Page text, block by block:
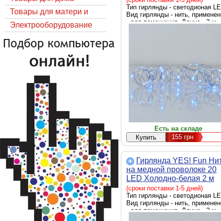
Товары для матери и
ребёнка
Электрооборудование
Тип гирлянды - светодионая
Вид гирлянды - нить,
- для помещения, Длина - 2 м
Есть на складе
155грн
Гирлянда YES! Fun
на медной проволоке 20
LED Холодно-белая 2 м
Статичная На батарейках
(975021)
(сроки поставки 1-5 дней)
Тип гирлянды - светодионая
Вид гирлянды - нить,
- для помещения, Длина - 2 м